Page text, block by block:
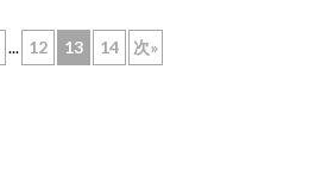
... 12 13 14 次»